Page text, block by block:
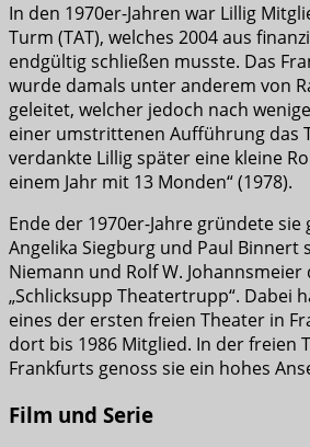
In den 1970er-Jahren war Lillig
Turm (TAT), welches 2004 aus
endgültig schließen musste. Das
wurde damals unter anderem von
geleitet, welcher jedoch nach
einer umstrittenen Aufführung das
verdankte Lillig später eine kleine
einem Jahr mit 13 Monden“ (1978).
Ende der 1970er-Jahre gründete
Angelika Siegburg und Paul Binnert
Niemann und Rolf W.
„Schlicksupp Theatertrupp“. Dabei
eines der ersten freien Theater in
dort bis 1986 Mitglied. In der freien
Frankfurts genoss sie ein hohes
Film und Serie